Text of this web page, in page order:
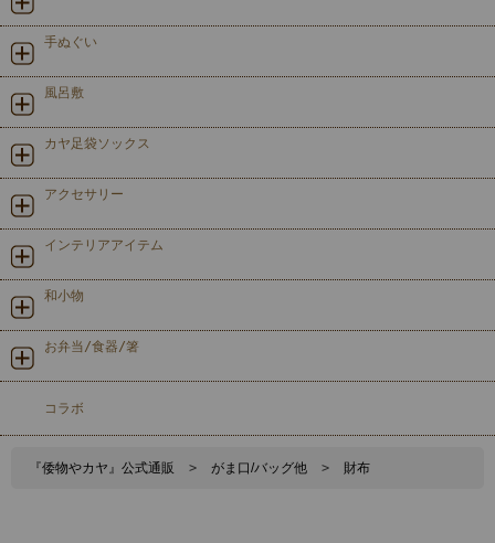
手ぬぐい
風呂敷
カヤ足袋ソックス
アクセサリー
インテリアアイテム
和小物
お弁当/食器/箸
コラボ
『倭物やカヤ』公式通販 > がま口/バッグ他 > 財布